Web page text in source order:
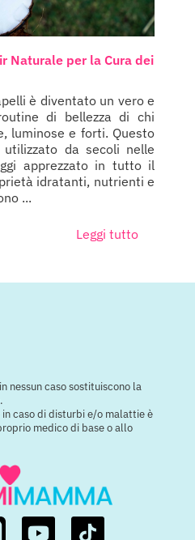
Naturale per la Cura dei
è diventato un vero e
di bellezza di chi
luminose e forti. Questo
utilizzato da secoli nelle
apprezzato in tutto il
idratanti, nutrienti e
...
Leggi tutto
nessun caso sostituiscono la
caso di disturbi e/o malattie è
medico di base o allo